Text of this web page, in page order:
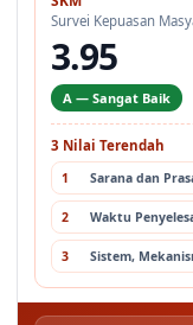
Survei Kepuasan
3.95
A — Sangat Baik
3 Nilai Terendah
1 Sarana dan
2 Waktu
3 Sistem,